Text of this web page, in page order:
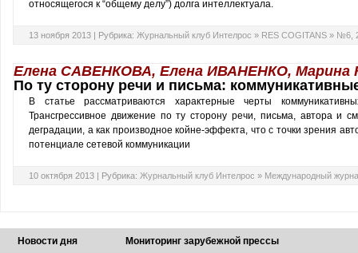
относящегося к “общему делу”) долга интеллектуала.
13 ноября 2013 | Рубрика: Журнальный клуб Интелрос » RES COGITANS » №6,
Елена САВЕНКОВА, Елена ИВАНЕНКО, Марина
По ту сторону речи и письма:
В статье рассматриваются характерные черты
Трансгрессивное движение по ту сторону речи, письма, автора и
деградации, а как производное койне-эффекта, что с точки зрения
потенциале сетевой коммуникации
10 октября 2013 | Рубрика: Журнальный клуб Интелрос » Международный
Новости дня Мониторинг зарубежной прессы